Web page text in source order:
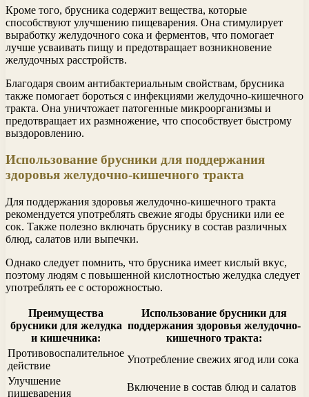
Кроме того, брусника содержит вещества, которые
способствуют улучшению пищеварения. Она стимулирует
выработку желудочного сока и ферментов, что помогает
лучше усваивать пищу и предотвращает возникновение
желудочных расстройств.
Благодаря своим антибактериальным свойствам, брусника
также помогает бороться с инфекциями желудочно-кишечного
тракта. Она уничтожает патогенные микроорганизмы и
предотвращает их размножение, что способствует быстрому
выздоровлению.
Использование брусники для поддержания
здоровья желудочно-кишечного тракта
Для поддержания здоровья желудочно-кишечного тракта
рекомендуется употреблять свежие ягоды брусники или ее
сок. Также полезно включать бруснику в состав различных
блюд, салатов или выпечки.
Однако следует помнить, что брусника имеет кислый вкус,
поэтому людям с повышенной кислотностью желудка следует
употреблять ее с осторожностью.
Преимущества
брусники для желудка
и кишечника:
Использование брусники для
поддержания здоровья желудочно-
кишечного тракта:
Противовоспалительное
действие
Употребление свежих ягод или сока
Улучшение
пищеварения
Включение в состав блюд и салатов